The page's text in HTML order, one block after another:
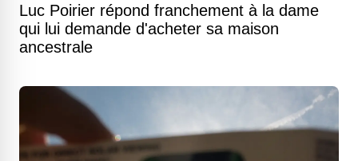
Luc Poirier répond franchement à la dame
qui lui demande d'acheter sa maison
ancestrale